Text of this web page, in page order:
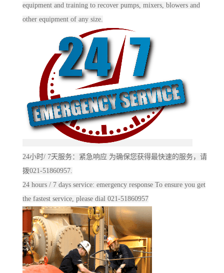
equipment and training to recover pumps, mixers, blowers and
other equipment of any size.
24小时/ 7天服务：紧急响应 为确保您获得最快速的服务，请
拨021-51860957.
24 hours / 7 days service: emergency response To ensure you get
the fastest service, please dial 021-51860957